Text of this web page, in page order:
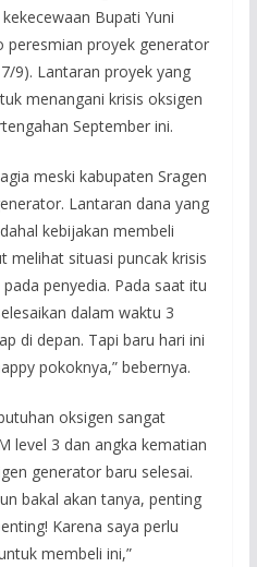
Bupati Yuni
peresmian proyek generator
9). Lantaran proyek yang
menangani krisis oksigen
September ini.
meski kabupaten Sragen
Lantaran dana yang
kebijakan membeli
melihat situasi puncak krisis
penyedia. Pada saat itu
dalam waktu 3
di depan. Tapi baru hari ini
pokoknya,” bebernya.
oksigen sangat
level 3 dan angka kematian
generator baru selesai.
bakal akan tanya, penting
Karena saya perlu
membeli ini,”